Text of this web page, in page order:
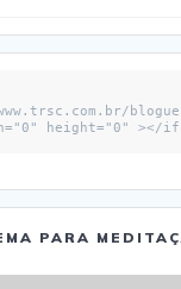
height="0" ></
PARA